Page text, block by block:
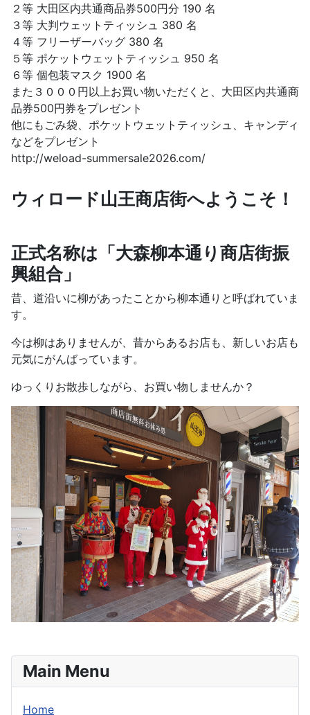
２等 大田区内共通商品券500円分 190 名
３等 大判ウェットティッシュ 380 名
４等 フリーザーバッグ 380 名
５等 ポケットウェットティッシュ 950 名
６等 個包装マスク 1900 名
また３０００円以上お買い物いただくと、大田区内共通商
品券500円券をプレゼント
他にもごみ袋、ポケットウェットティッシュ、キャンディ
などをプレゼント
http://weload-summersale2026.com/
ウィロード山王商店街へようこそ！
正式名称は「大森柳本通り商店街振
興組合」
昔、道沿いに柳があったことから柳本通りと呼ばれていま
す。
今は柳はありませんが、昔からあるお店も、新しいお店も
元気にがんばっています。
ゆっくりお散歩しながら、お買い物しませんか？
Main Menu
Home